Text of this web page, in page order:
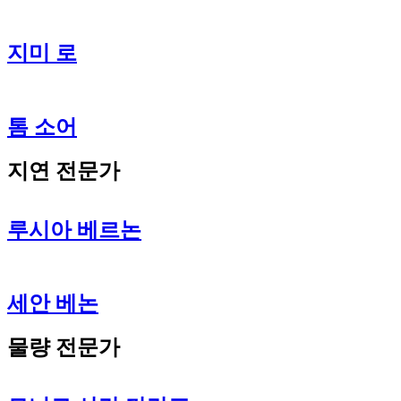
지미 로
톰 소어
지연 전문가
루시아 베르논
세안 베논
물량 전문가